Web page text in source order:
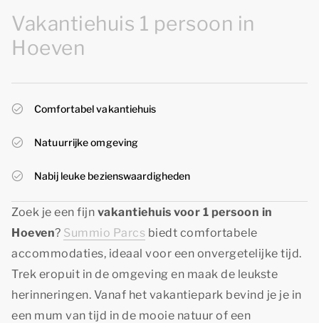
Vakantiehuis 1 persoon in
Hoeven
Comfortabel vakantiehuis
Natuurrijke omgeving
Nabij leuke bezienswaardigheden
Zoek je een fijn vakantiehuis voor 1 persoon in
Hoeven? Summio Parcs biedt comfortabele
accommodaties, ideaal voor een onvergetelijke tijd.
Trek eropuit in de omgeving en maak de leukste
herinneringen. Vanaf het vakantiepark bevind je je in
een mum van tijd in de mooie natuur of een